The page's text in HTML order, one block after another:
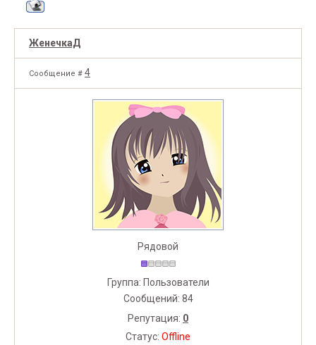
ЖенечкаД
Сообщение # 4
Рядовой
Группа: Пользователи
Сообщений: 84
Репутация: 0
Статус: Offline